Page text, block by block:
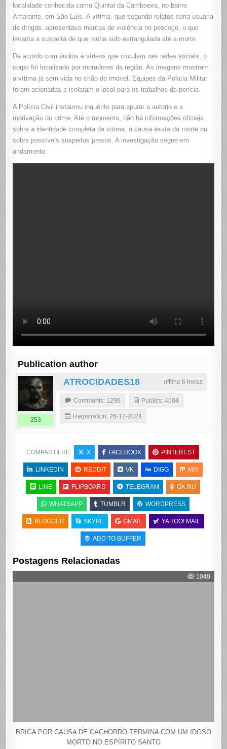
BAIRRO
EM
LUÍS
localidade conhecida como Quintal da Camboeira, no bairro
Amarante, em São Luís. A vítima, que segundo relatos seria usuária
de drogas, apresentava marcas de violência no pescoço, o que
levanta a suspeita de que tenha sido estrangulada até a morte.
De acordo com áudios e vídeos que circulam nas redes sociais, o
corpo foi localizado por moradores da região. As imagens mostram
a vítima já sem vida no chão do imóvel. Equipes da Polícia Militar
foram acionadas e isolaram o local para os trabalhos da perícia.
A Polícia Civil instaurou inquérito para apurar a autoria e a
motivação do crime. Até o momento, não há informações oficiais
sobre a identidade completa da vítima, a causa exata da morte ou
sobre possíveis suspeitos presos. A investigação segue em
andamento.
Publication author
offline 6 horas
ATROCIDADES18
253
Comments: 1296 Publics: 4004
Registration: 26-12-2024
COMPARTILHE: X FACEBOOK PINTEREST
LINKEDIN REDDIT VK DIGG MIX
LINE FLIPBOARD TELEGRAM OK.RU
WHATSAPP TUMBLR WORDPRESS
BLOGGER SKYPE GMAIL YAHOO! MAIL
ADD TO BUFFER
Postagens Relacionadas
1049
BRIGA POR CAUSA DE CACHORRO TERMINA COM UM IDOSO
MORTO NO ESPÍRITO SANTO